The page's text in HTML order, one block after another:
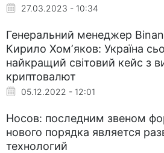
27.03.2023 - 10:34
Генеральний менеджер
Кирило Хомʼяков: Україна
найкращий світовий кейс з
криптовалют
05.12.2022 - 12:01
Носов: последним звеном
нового порядка является
технологий